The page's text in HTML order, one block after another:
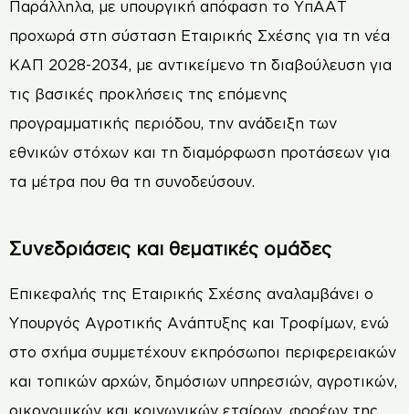
Παράλληλα, με υπουργική απόφαση το ΥπΑΑΤ
προχωρά στη σύσταση Εταιρικής Σχέσης για τη νέα
ΚΑΠ 2028-2034, με αντικείμενο τη διαβούλευση για
τις βασικές προκλήσεις της επόμενης
προγραμματικής περιόδου, την ανάδειξη των
εθνικών στόχων και τη διαμόρφωση προτάσεων για
τα μέτρα που θα τη συνοδεύσουν.
Συνεδριάσεις και θεματικές ομάδες
Επικεφαλής της Εταιρικής Σχέσης αναλαμβάνει ο
Υπουργός Αγροτικής Ανάπτυξης και Τροφίμων, ενώ
στο σχήμα συμμετέχουν εκπρόσωποι περιφερειακών
και τοπικών αρχών, δημόσιων υπηρεσιών, αγροτικών,
οικονομικών και κοινωνικών εταίρων, φορέων της